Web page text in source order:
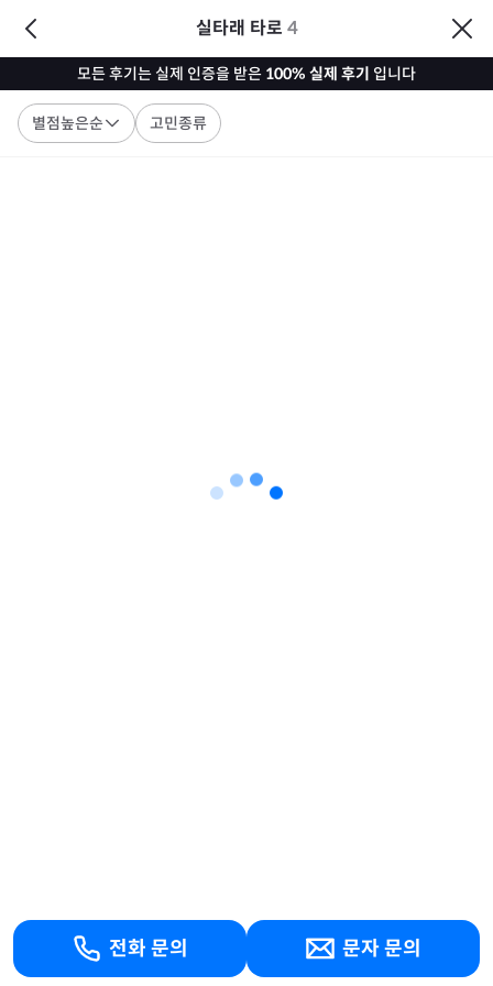
실타래 타로 4
모든 후기는 실제 인증을 받은 100% 실제 후기 입니다
별점높은순 고민종류
전화 문의 문자 문의